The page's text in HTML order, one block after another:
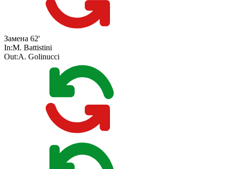
Замена 62'
In:M. Battistini
Out:A. Golinucci